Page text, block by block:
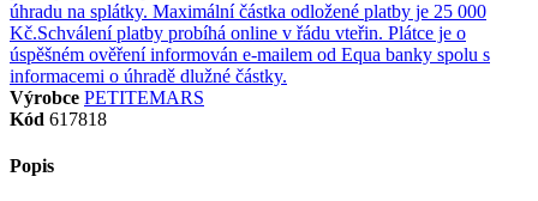
Výrobce PETITEMARS
Kód 617818
Popis